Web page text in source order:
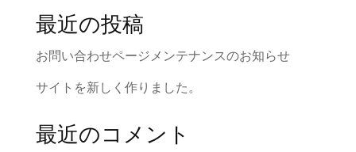
最近の投稿
お問い合わせページメンテナンスのお知らせ
サイトを新しく作りました。
最近のコメント